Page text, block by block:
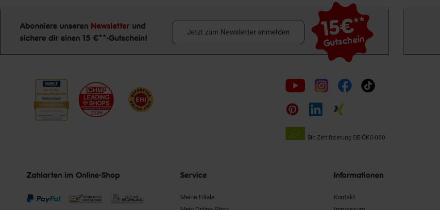
Newsletter Anmeldung
Abonniere unseren Newsletter und
sichere dir einen 15 €**-Gutschein!
15€**
Gutschein
Jetzt zum Newsletter anmelden
Folge
uns
auf
Bio Zertifizierung DE-ÖKO-060
Zahlarten im Online-Shop Service
Meine Filiale
Informationen
Kontakt